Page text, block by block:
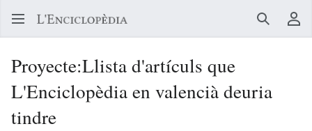
Buscar
Proyecte:Llista d'artículs que
L'Enciclopèdia en valencià deuria
tindre